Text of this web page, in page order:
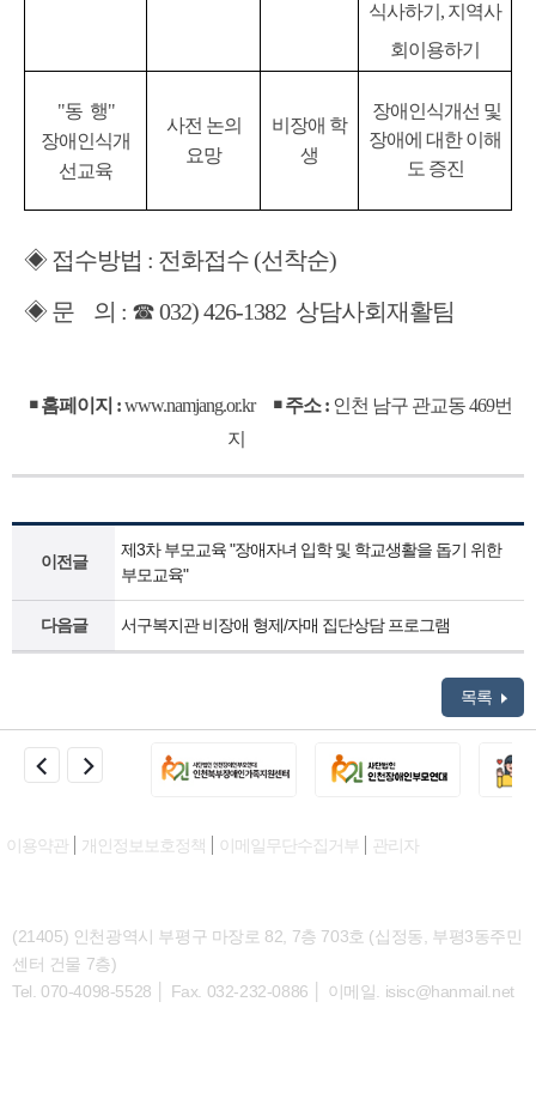
식사하기, 지역사
회이용하기
"동 행"
장애인식개
선교육
사전 논의
요망
비장애 학
생
장애인식개선 및
장애에 대한 이해
도 증진
◈ 접수방법 : 전화접수 (선착순)
◈ 문 의 : ☎ 032) 426-1382 상담사회재활팀
￭ 홈페이지 :www.namjang.or.kr ￭ 주소 :인천 남구 관교동 469번
지
이전글
제3차 부모교육 "장애자녀 입학 및 학교생활을 돕기 위한
부모교육"
다음글 서구복지관 비장애 형제/자매 집단상담 프로그램
목록
이용약관 개인정보보호정책 이메일무단수집거부 관리자
(21405) 인천광역시 부평구 마장로 82, 7층 703호 (십정동, 부평3동주민
센터 건물 7층)
Tel. 070-4098-5528 │ Fax. 032-232-0886 │ 이메일. isisc@hanmail.net